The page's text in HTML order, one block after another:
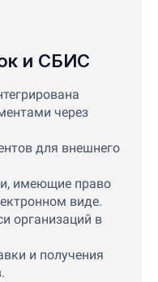
и СБИС
через
для внешнего
имеющие право
виде.
организаций в
и получения